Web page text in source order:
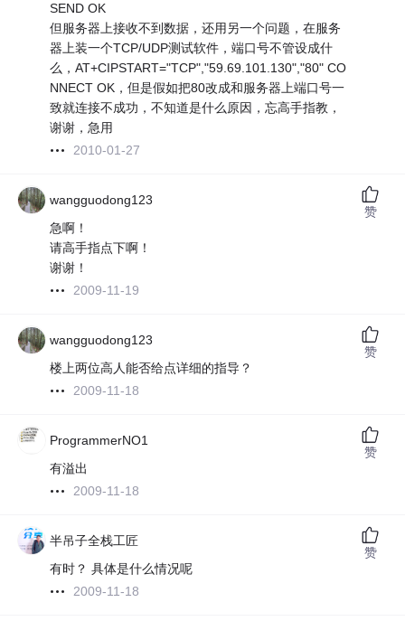
SEND OK
但服务器上接收不到数据，还用另一个问题，在服务
器上装一个TCP/UDP测试软件，端口号不管设成什
么，AT+CIPSTART="TCP","59.69.101.130","80" CO
NNECT OK，但是假如把80改成和服务器上端口号一
致就连接不成功，不知道是什么原因，忘高手指教，
谢谢，急用
2010-01-27
wangguodong123
急啊！
请高手指点下啊！
谢谢！
2009-11-19
赞
wangguodong123
楼上两位高人能否给点详细的指导？
2009-11-18
赞
ProgrammerNO1
有溢出
2009-11-18
赞
半吊子全栈工匠
有时？ 具体是什么情况呢
2009-11-18
赞